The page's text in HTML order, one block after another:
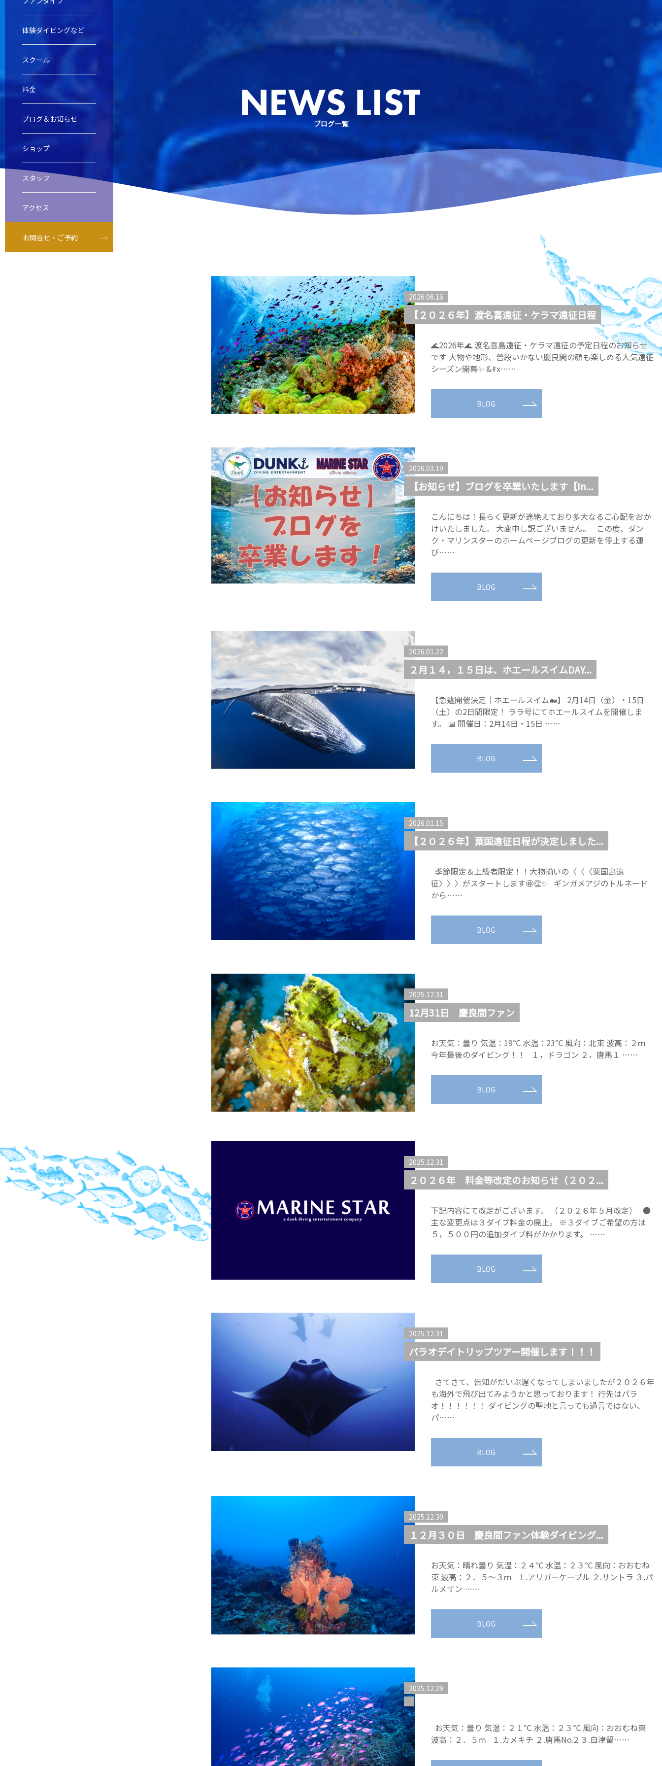
リクエストコース
体験ダイビングなど
スクール
EFRコース
料金
器材レンタル
ブログ＆お知らせ
ショップ
スタッフ
アクセス
お問合せ・ご予約
ブログ一覧
2026.06.16
【２０２６年】渡名喜遠征・ケラマ遠征日程
🌊2026年🌊 渡名喜島遠征・ケラマ遠征の予定日程のお知らせ
です 大物や地形、普段いかない慶良間の顔も楽しめる人気遠征
シーズン開幕✨ &#x……
BLOG
2026.03.19
【お知らせ】ブログを卒業いたします【In...
こんにちは！長らく更新が途絶えており多大なるご心配をおか
けいたしました。 大変申し訳ございません。 この度、ダン
ク・マリンスターのホームページブログの更新を停止する運
び……
BLOG
2026.01.22
２月１４，１５日は、ホエールスイムDAY...
【急遽開催決定｜ホエールスイム🐋】 2月14日（金）・15日
（土）の2日間限定！ ララ号にてホエールスイムを開催しま
す。 📅 開催日：2月14日・15日 ……
BLOG
2026.01.15
【２０２６年】粟国遠征日程が決定しました...
季節限定＆上級者限定！！大物揃いの〈〈〈粟国島遠
征〉〉〉がスタートします🤩👏✨ ギンガメアジのトルネード
から……
BLOG
2025.12.31
12月31日 慶良間ファン
お天気：曇り 気温：19℃ 水温：23℃ 風向：北東 波高：２ｍ
今年最後のダイビング！！ １，ドラゴン ２，唐馬１ ……
BLOG
2025.12.31
２０２６年 料金等改定のお知らせ（２０２...
下記内容にて改定がございます。 （２０２６年５月改定） ●
主な変更点は３ダイブ料金の廃止。 ※３ダイブご希望の方は
５，５００円の追加ダイブ料がかかります。 ……
BLOG
2025.12.31
パラオデイトリップツアー開催します！！！
さてさて、告知がだいぶ遅くなってしまいましたが２０２６年
も海外で飛び出てみようかと思っております！ 行先はパラ
オ！！！！！！ ダイビングの聖地と言っても過言ではない、
パ……
BLOG
2025.12.30
１２月３０日 慶良間ファン体験ダイビング...
お天気：晴れ曇り 気温：２４℃ 水温：２３℃ 風向：おおむね
東 波高：２．５～３ｍ １.アリガーケーブル ２.サントラ ３.パ
ルメザン ……
BLOG
2025.12.29
お天気：曇り 気温：２１℃ 水温：２３℃ 風向：おおむね東
波高：２．５ｍ １.カメキチ ２.唐馬No.2 ３.自津留……